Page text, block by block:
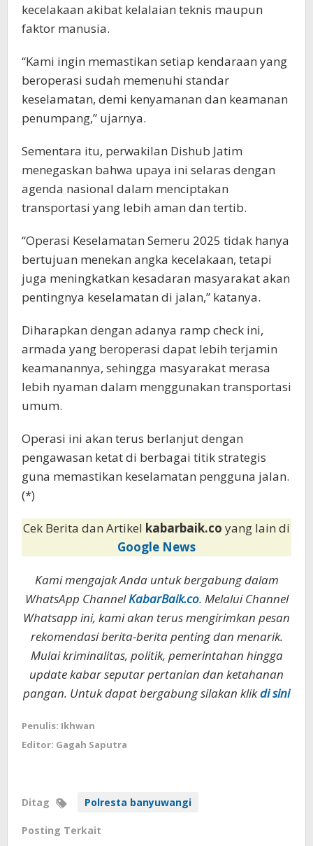
kecelakaan akibat kelalaian teknis maupun
faktor manusia.
“Kami ingin memastikan setiap kendaraan yang
beroperasi sudah memenuhi standar
keselamatan, demi kenyamanan dan keamanan
penumpang,” ujarnya.
Sementara itu, perwakilan Dishub Jatim
menegaskan bahwa upaya ini selaras dengan
agenda nasional dalam menciptakan
transportasi yang lebih aman dan tertib.
“Operasi Keselamatan Semeru 2025 tidak hanya
bertujuan menekan angka kecelakaan, tetapi
juga meningkatkan kesadaran masyarakat akan
pentingnya keselamatan di jalan,” katanya.
Diharapkan dengan adanya ramp check ini,
armada yang beroperasi dapat lebih terjamin
keamanannya, sehingga masyarakat merasa
lebih nyaman dalam menggunakan transportasi
umum.
Operasi ini akan terus berlanjut dengan
pengawasan ketat di berbagai titik strategis
guna memastikan keselamatan pengguna jalan.
(*)
Cek Berita dan Artikel kabarbaik.co yang lain di
Google News
Kami mengajak Anda untuk bergabung dalam
WhatsApp ChannelKabarBaik.co. Melalui Channel
Whatsapp ini, kami akan terus mengirimkan pesan
rekomendasi berita-berita penting dan menarik.
Mulai kriminalitas, politik, pemerintahan hingga
update kabar seputar pertanian dan ketahanan
pangan. Untuk dapat bergabung silakan klikdi sini
Penulis: Ikhwan
Editor: Gagah Saputra
Ditag Polresta banyuwangi
Posting Terkait